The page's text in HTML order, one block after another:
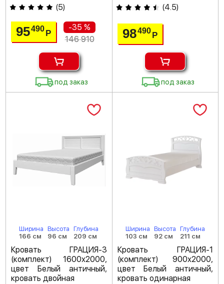
(5)
95490Р
-35 %
146 910
под заказ
(4.5)
98490 Р
под заказ
Ширина
166 см
Высота
96 см
Глубина
209 см
Кровать ГРАЦИЯ-3
(комплект) 1600х2000,
цвет Белый античный,
кровать двойная
Ширина
103 см
Высота
92 см
Глубина
211 см
Кровать ГРАЦИЯ-1
(комплект) 900х2000,
цвет Белый античный,
кровать одинарная